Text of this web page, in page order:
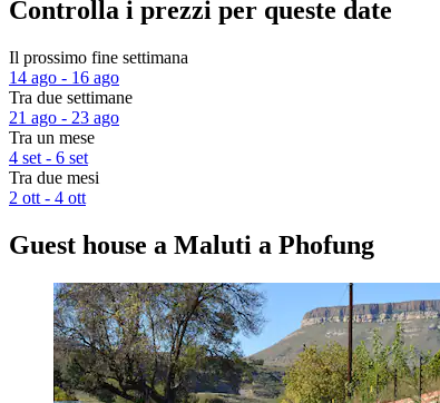
Controlla i prezzi per queste date
Il prossimo fine settimana
14 ago - 16 ago
Tra due settimane
21 ago - 23 ago
Tra un mese
4 set - 6 set
Tra due mesi
2 ott - 4 ott
Guest house a Maluti a Phofung